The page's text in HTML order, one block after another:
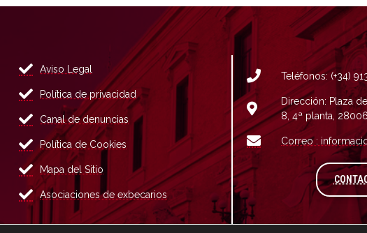
Aviso Legal
Política de privacidad
Canal de denuncias
Política de Cookies
Mapa del Sitio
Asociaciones de exbecarios
Teléfonos: (+34)
Dirección: Plaza
8, 4ª planta,
Correo :